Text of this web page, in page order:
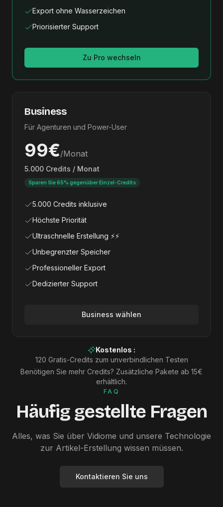
Export ohne Wasserzeichen
Priorisierter Support
Zu Pro wechseln
Business
Für Agenturen und Power-User
99€/Monat
5.000 Credits / Monat
Sparen Sie 65% gegenüber Einzel-Credits
5.000 Credits inklusive
Höchste Priorität
Ultraschnelle Erstellung ⚡⚡
Unbegrenzter Speicher
Professioneller Export
Dedizierter Support
Business wählen
Kostenlos :
120 Gratis-Credits zum unverbindlichen Testen
Benötigen Sie mehr Credits? Zusätzliche Pakete ab 15€
erhältlich.
FAQ
Häufig gestellte Fragen
Alles, was Sie über Vidiome und unsere Technologie
zur Artikel-Erstellung wissen müssen.
Kontaktieren Sie uns